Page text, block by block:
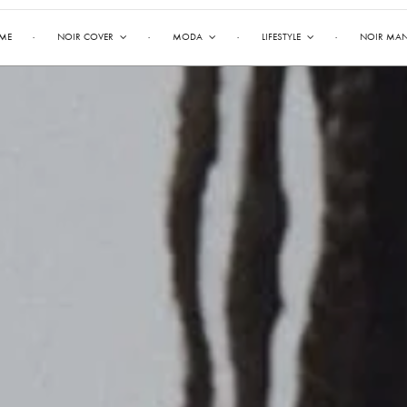
NOIR COVER MODA LIFESTYLE NOIR